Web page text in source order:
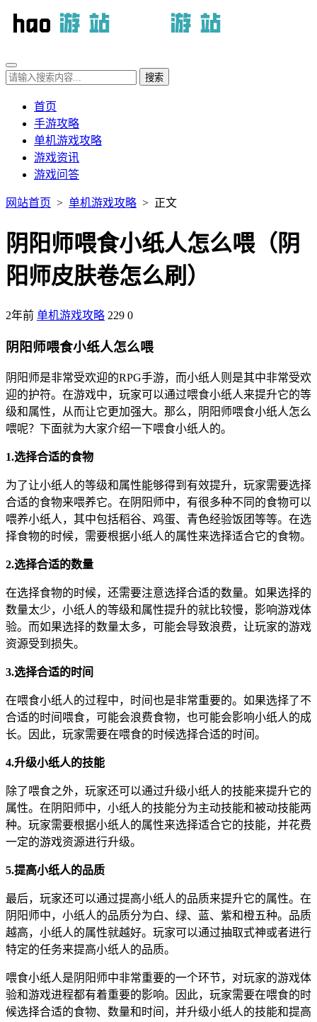
首页
手游攻略
单机游戏攻略
游戏资讯
游戏问答
网站首页 > 单机游戏攻略 > 正文
阴阳师喂食小纸人怎么喂（阴
阳师皮肤卷怎么刷）
2年前 单机游戏攻略 229 0
阴阳师喂食小纸人怎么喂
阴阳师是非常受欢迎的RPG手游，而小纸人则是其中非常受欢
迎的护符。在游戏中，玩家可以通过喂食小纸人来提升它的等
级和属性，从而让它更加强大。那么，阴阳师喂食小纸人怎么
喂呢？下面就为大家介绍一下喂食小纸人的。
1.选择合适的食物
为了让小纸人的等级和属性能够得到有效提升，玩家需要选择
合适的食物来喂养它。在阴阳师中，有很多种不同的食物可以
喂养小纸人，其中包括稻谷、鸡蛋、青色经验饭团等等。在选
择食物的时候，需要根据小纸人的属性来选择适合它的食物。
2.选择合适的数量
在选择食物的时候，还需要注意选择合适的数量。如果选择的
数量太少，小纸人的等级和属性提升的就比较慢，影响游戏体
验。而如果选择的数量太多，可能会导致浪费，让玩家的游戏
资源受到损失。
3.选择合适的时间
在喂食小纸人的过程中，时间也是非常重要的。如果选择了不
合适的时间喂食，可能会浪费食物，也可能会影响小纸人的成
长。因此，玩家需要在喂食的时候选择合适的时间。
4.升级小纸人的技能
除了喂食之外，玩家还可以通过升级小纸人的技能来提升它的
属性。在阴阳师中，小纸人的技能分为主动技能和被动技能两
种。玩家需要根据小纸人的属性来选择适合它的技能，并花费
一定的游戏资源进行升级。
5.提高小纸人的品质
最后，玩家还可以通过提高小纸人的品质来提升它的属性。在
阴阳师中，小纸人的品质分为白、绿、蓝、紫和橙五种。品质
越高，小纸人的属性就越好。玩家可以通过抽取式神或者进行
特定的任务来提高小纸人的品质。
喂食小纸人是阴阳师中非常重要的一个环节，对玩家的游戏体
验和游戏进程都有着重要的影响。因此，玩家需要在喂食的时
候选择合适的食物、数量和时间，并升级小纸人的技能和提高